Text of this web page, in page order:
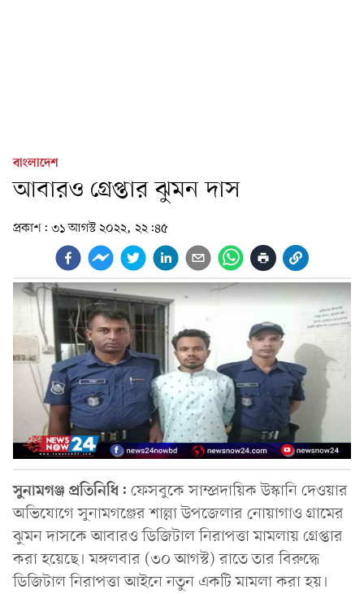
বাংলাদেশ
আবারও গ্রেপ্তার ঝুমন দাস
প্রকাশ: ৩১ আগস্ট ২০২২, ২২:৪৫
সুনামগঞ্জ প্রতিনিধি: ফেসবুকে সাম্প্রদায়িক উস্কানি দেওয়ার
অভিযোগে সুনামগঞ্জের শাল্লা উপজেলার নোয়াগাও গ্রামের
ঝুমন দাসকে আবারও ডিজিটাল নিরাপত্তা মামলায় গ্রেপ্তার
করা হয়েছে। মঙ্গলবার (৩০ আগস্ট) রাতে তার বিরুদ্ধে
ডিজিটাল নিরাপত্তা আইনে নতুন একটি মামলা করা হয়।